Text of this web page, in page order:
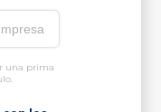
una prima